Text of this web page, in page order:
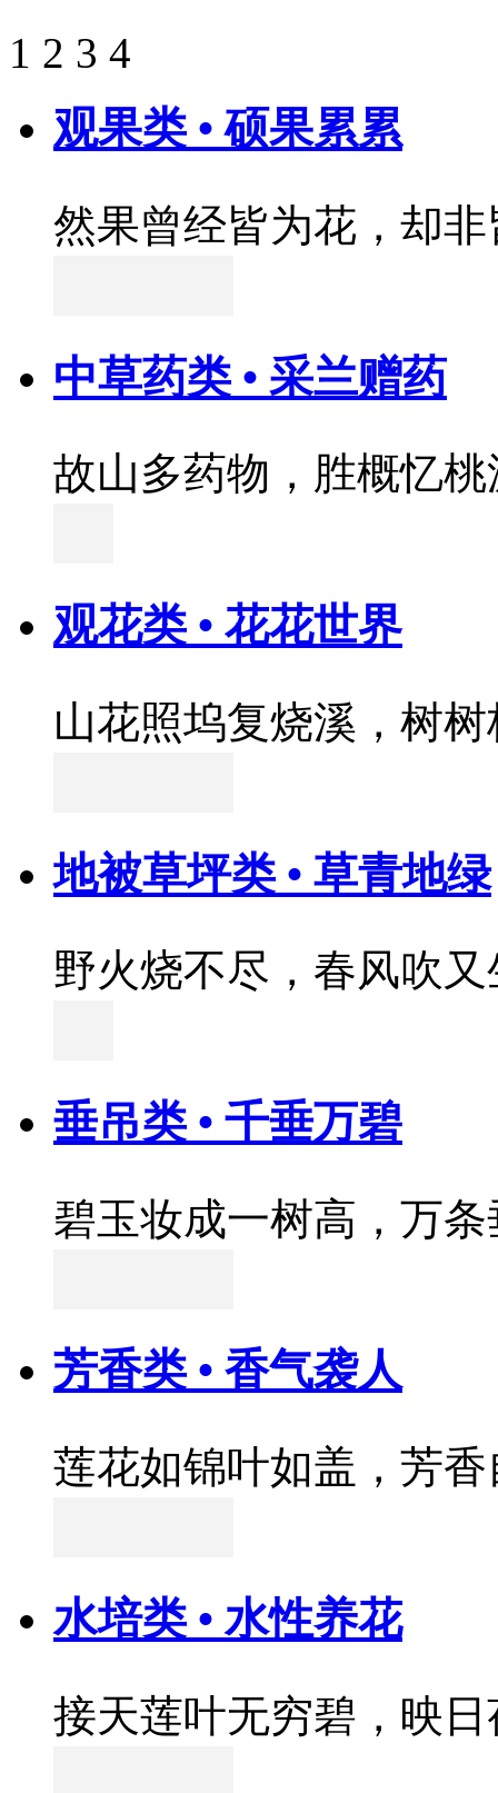
1 2 3 4
观果类 • 硕果累累
然果曾经皆为花，却
中草药类 • 采兰赠药
故山多药物，胜概忆桃
观花类 • 花花世界
山花照坞复烧溪，树
地被草坪类 • 草青地绿
野火烧不尽，春风吹又
垂吊类 • 千垂万碧
碧玉妆成一树高，万
芳香类 • 香气袭人
莲花如锦叶如盖，芳
水培类 • 水性养花
接天莲叶无穷碧，映